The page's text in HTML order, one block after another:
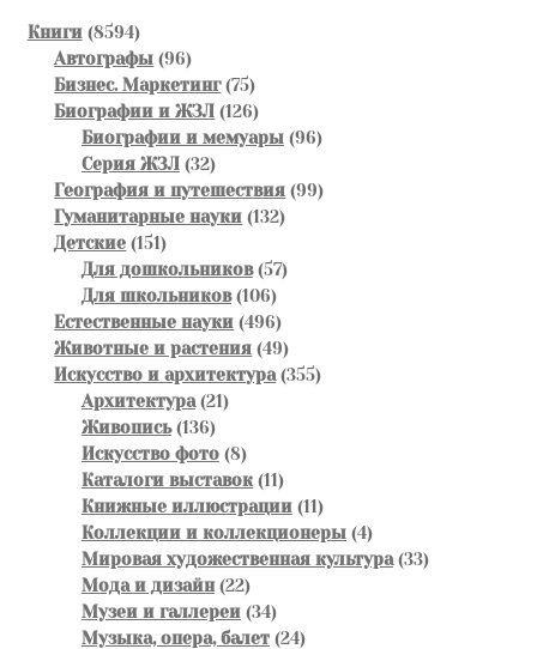
Книги 85948594
товара
Автографы 9696
товаров
Бизнес. Маркетинг 7575
товаров
Биографии и ЖЗЛ 126126
товаров
Биографии и мемуары 9696
Серия ЖЗЛ 3232
товара
География и путешествия 9999
Гуманитарные науки 132132
Детские 151151
товар
Для дошкольников 5757
Для школьников 106106
товаров
Естественные науки 496496
товаров
Животные и растения 4949
товаров
Искусство и архитектура 355355
Архитектура 2121
Живопись 136136
товаров
Искусство фото 88
товаров
Каталоги выставок 1111
товаров
Книжные иллюстрации 1111
товаров
Коллекции и коллекционеры 44
товара
Мировая художественная культура 3333
Мода и дизайн 2222
товара
Музеи и галлереи 3434
товара
Музыка, опера, балет 2424